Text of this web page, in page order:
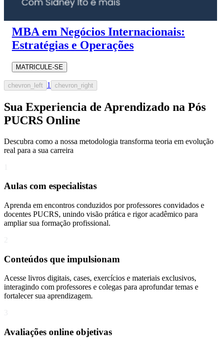
MBA em Negócios Internacionais:
Estratégias e Operações
MATRICULE-SE
chevron_left 1 chevron_right
Sua Experiencia de Aprendizado na Pós
PUCRS Online
Descubra como a nossa metodologia transforma teoria em evolução
real para a sua carreira​
Aulas com especialistas
Aprenda em encontros conduzidos por professores convidados e
docentes PUCRS, unindo visão prática e rigor acadêmico para
ampliar sua formação profissional.
Conteúdos que impulsionam
Acesse livros digitais, cases, exercícios e materiais exclusivos,
interagindo com professores e colegas para aprofundar temas e
fortalecer sua aprendizagem.
Avaliações online objetivas